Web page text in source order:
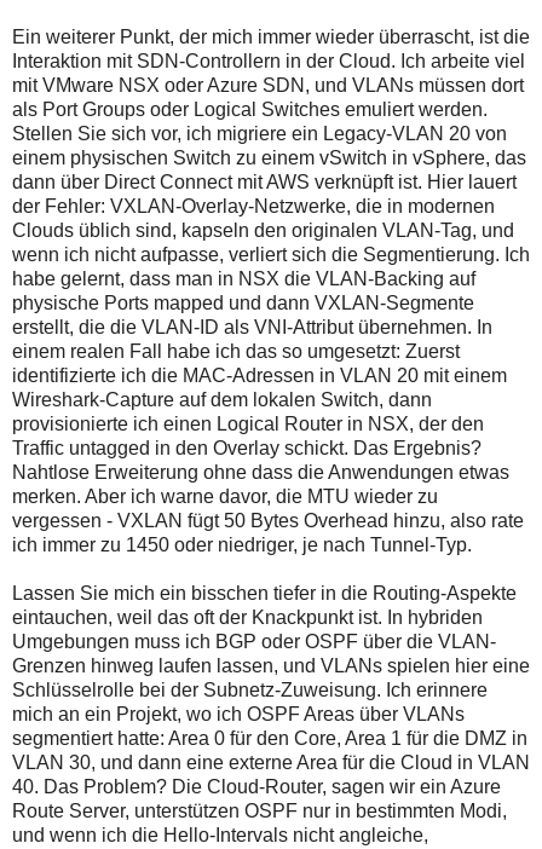
Ein weiterer Punkt, der mich immer wieder überrascht, ist die
Interaktion mit SDN-Controllern in der Cloud. Ich arbeite viel
mit VMware NSX oder Azure SDN, und VLANs müssen dort
als Port Groups oder Logical Switches emuliert werden.
Stellen Sie sich vor, ich migriere ein Legacy-VLAN 20 von
einem physischen Switch zu einem vSwitch in vSphere, das
dann über Direct Connect mit AWS verknüpft ist. Hier lauert
der Fehler: VXLAN-Overlay-Netzwerke, die in modernen
Clouds üblich sind, kapseln den originalen VLAN-Tag, und
wenn ich nicht aufpasse, verliert sich die Segmentierung. Ich
habe gelernt, dass man in NSX die VLAN-Backing auf
physische Ports mapped und dann VXLAN-Segmente
erstellt, die die VLAN-ID als VNI-Attribut übernehmen. In
einem realen Fall habe ich das so umgesetzt: Zuerst
identifizierte ich die MAC-Adressen in VLAN 20 mit einem
Wireshark-Capture auf dem lokalen Switch, dann
provisionierte ich einen Logical Router in NSX, der den
Traffic untagged in den Overlay schickt. Das Ergebnis?
Nahtlose Erweiterung ohne dass die Anwendungen etwas
merken. Aber ich warne davor, die MTU wieder zu
vergessen - VXLAN fügt 50 Bytes Overhead hinzu, also rate
ich immer zu 1450 oder niedriger, je nach Tunnel-Typ.
Lassen Sie mich ein bisschen tiefer in die Routing-Aspekte
eintauchen, weil das oft der Knackpunkt ist. In hybriden
Umgebungen muss ich BGP oder OSPF über die VLAN-
Grenzen hinweg laufen lassen, und VLANs spielen hier eine
Schlüsselrolle bei der Subnetz-Zuweisung. Ich erinnere
mich an ein Projekt, wo ich OSPF Areas über VLANs
segmentiert hatte: Area 0 für den Core, Area 1 für die DMZ in
VLAN 30, und dann eine externe Area für die Cloud in VLAN
40. Das Problem? Die Cloud-Router, sagen wir ein Azure
Route Server, unterstützen OSPF nur in bestimmten Modi,
und wenn ich die Hello-Intervals nicht angleiche,